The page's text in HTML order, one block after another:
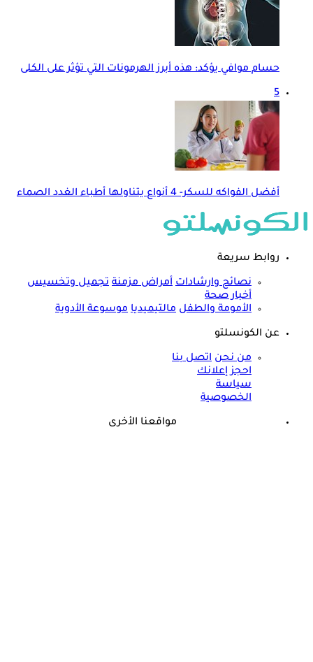
حسام موافي يؤكد: هذه أبرز الهرمونات التي تؤثر على الكلى
5
أفضل الفواكه للسكر- 4 أنواع يتناولها أطباء الغدد الصماء
روابط سريعة
نصائح وارشادات أمراض مزمنة تجميل وتخسيس
أخبار صحة
الأمومة والطفل مالتيميديا موسوعة الأدوية
عن الكونسلتو
من نحن اتصل بنا
احجز إعلانك
سياسة
الخصوصية
مواقعنا الأخرى